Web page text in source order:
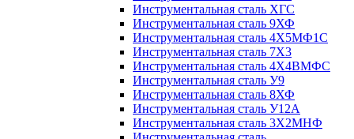
Инструментальная сталь ХГС
Инструментальная сталь 9ХФ
Инструментальная сталь 4Х5МФ1С
Инструментальная сталь 7Х3
Инструментальная сталь 4Х4ВМФС
Инструментальная сталь У9
Инструментальная сталь 8ХФ
Инструментальная сталь У12А
Инструментальная сталь 3Х2МНФ